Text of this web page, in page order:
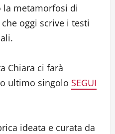
metamorfosi di
oggi scrive i testi
Chiara ci farà
ultimo singolo SEGUI
ideata e curata da